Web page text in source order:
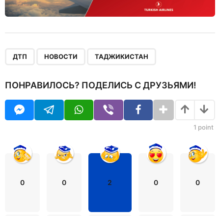
ДТП НОВОСТИ ТАДЖИКИСТАН
ПОНРАВИЛОСЬ? ПОДЕЛИСЬ С ДРУЗЬЯМИ!
1 point
0 0 2 0 0